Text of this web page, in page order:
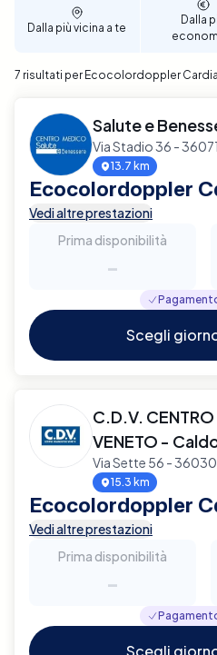
affidabile e
Dalla più vicina a te
Dalla
7 risultati per Ecocolordoppler
Salute e
Via Stadio 36 -
13.7 km
Ecocolordoppler
Vedi altre prestazioni
Prima disponibilità
-
Scegli
C.D.V.
VENETO -
Via Sette 56 -
15.3 km
Ecocolordoppler
Vedi altre prestazioni
Prima disponibilità
-
Scegli